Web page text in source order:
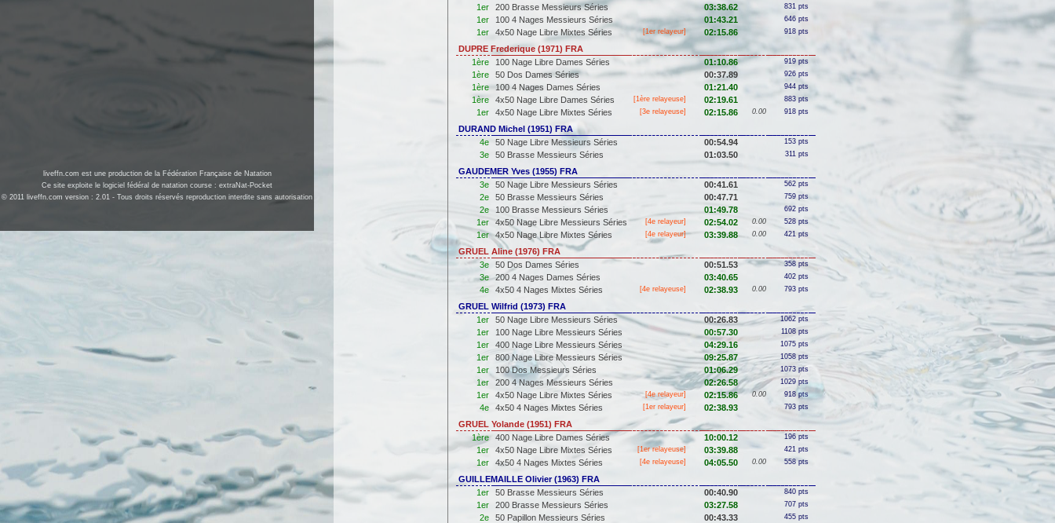
1er 200 Brasse Messieurs Séries 03:38.62 831 pts
1er 100 4 Nages Messieurs Séries 01:43.21 646 pts
1er 4x50 Nage Libre Mixtes Séries [1er relayeur] 02:15.86 918 pts
DUPRE Frederique (1971) FRA
1ère
100 Nage Libre Dames Séries 01:10.86 919 pts
1ère 50 Dos Dames Séries 00:37.89 926 pts
1ère 100 4 Nages Dames Séries 01:21.40 944 pts
1ère 4x50 Nage Libre Dames Séries [1ère relayeuse] 02:19.61 883 pts
1er 4x50 Nage Libre Mixtes Séries [3e relayeuse] 02:15.86 0.00 918 pts
DURAND Michel (1951) FRA
4e
50 Nage Libre Messieurs Séries 00:54.94 153 pts
3e 50 Brasse Messieurs Séries 01:03.50 311 pts
GAUDEMER Yves (1955) FRA
3e
50 Nage Libre Messieurs Séries 00:41.61 562 pts
2e 50 Brasse Messieurs Séries 00:47.71 759 pts
2e 100 Brasse Messieurs Séries 01:49.78 692 pts
1er 4x50 Nage Libre Messieurs Séries [4e relayeur] 02:54.02 0.00 528 pts
1er 4x50 Nage Libre Mixtes Séries [4e relayeur] 03:39.88 0.00 421 pts
GRUEL Aline (1976) FRA
3e
50 Dos Dames Séries 00:51.53 358 pts
3e 200 4 Nages Dames Séries 03:40.65 402 pts
4e 4x50 4 Nages Mixtes Séries [4e relayeuse] 02:38.93 0.00 793 pts
GRUEL Wilfrid (1973) FRA
1er
50 Nage Libre Messieurs Séries 00:26.83 1062 pts
1er 100 Nage Libre Messieurs Séries 00:57.30 1108 pts
1er 400 Nage Libre Messieurs Séries 04:29.16 1075 pts
1er 800 Nage Libre Messieurs Séries 09:25.87 1058 pts
1er 100 Dos Messieurs Séries 01:06.29 1073 pts
1er 200 4 Nages Messieurs Séries 02:26.58 1029 pts
1er 4x50 Nage Libre Mixtes Séries [4e relayeur] 02:15.86 0.00 918 pts
4e 4x50 4 Nages Mixtes Séries [1er relayeur] 02:38.93 793 pts
GRUEL Yolande (1951) FRA
1ère
400 Nage Libre Dames Séries 10:00.12 196 pts
1er 4x50 Nage Libre Mixtes Séries [1errelayeuse] 03:39.88 421 pts
1er 4x50 4 Nages Mixtes Séries [4e relayeuse] 04:05.50 0.00 558 pts
GUILLEMAILLE Olivier (1963) FRA
1er
50 Brasse Messieurs Séries 00:40.90 840 pts
1er 200 Brasse Messieurs Séries 03:27.58 707 pts
2e 50 Papillon Messieurs Séries 00:43.33 455 pts
liveffn.com est une production de la Fédération Française de Natation
Ce site exploite le logiciel fédéral de natation course : extraNat-Pocket
© 2011 liveffn.com version : 2.01 - Tous droits réservés reproduction interdite sans autorisation